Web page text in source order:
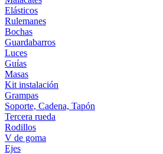
Elásticos
Rulemanes
Bochas
Guardabarros
Luces
Guías
Masas
Kit instalación
Grampas
Soporte, Cadena, Tapón
Tercera rueda
Rodillos
V de goma
Ejes